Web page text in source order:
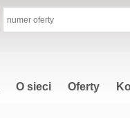
O sieci Oferty